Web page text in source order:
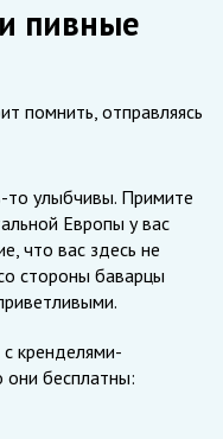
пивные
помнить, отправляясь
улыбчивы. Примите
Европы у вас
что вас здесь не
стороны баварцы
с кренделями-
они бесплатны: